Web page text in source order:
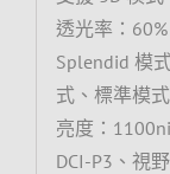
透光率：60%
Splendid 模
式、標準模
亮度：
DCI-P3、視